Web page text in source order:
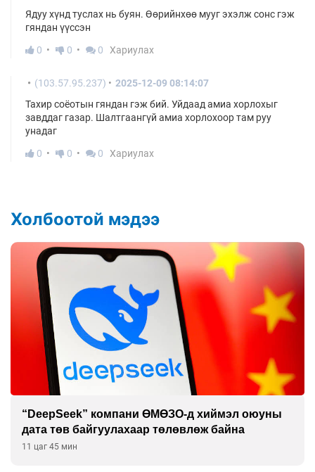
Ядуу хүнд туслах нь буян. Өөрийнхөө мууг эхэлж сонс гэж
гяндан үүссэн
0
0 0 Хариулах
(103.57.95.237)
2025-12-09 08:14:07
Тахир соёотын гяндан гэж бий. Уйдаад амиа хорлохыг
завддаг газар. Шалтгаангүй амиа хорлохоор там руу
унадаг
0
0 0 Хариулах
Холбоотой мэдээ
Дашчойлин хийд жуулчдад зориулсан тусгай
үйлчилгээ үзүүлж эхэлжээ
11 цаг 45 мин